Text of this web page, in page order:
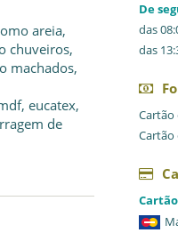
areia,
chuveiros,
machados,
eucatex,
de
De
das
das
Cartão
Cartão